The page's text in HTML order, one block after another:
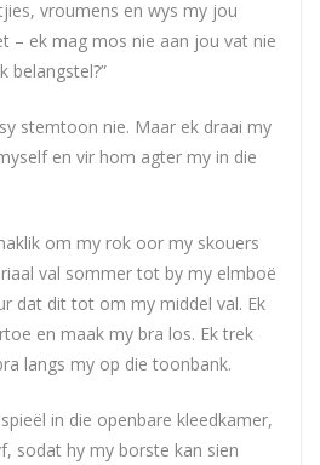
vroumens en wys my jou
– ek mag mos nie aan jou vat nie
belangstel?”
stemtoon nie. Maar ek draai my
en vir hom agter my in die
om my rok oor my skouers
val sommer tot by my elmboë
dat dit tot om my middel val. Ek
en maak my bra los. Ek trek
langs my op die toonbank.
in die openbare kleedkamer,
sodat hy my borste kan sien